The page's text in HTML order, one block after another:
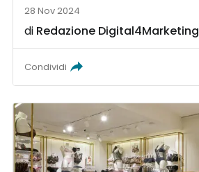
28 Nov 2024
di Redazione Digital4Marketing
Condividi